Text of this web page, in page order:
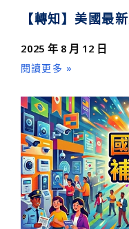
【轉知】美國最
2025 年 8 月 12 日
閱讀更多 »